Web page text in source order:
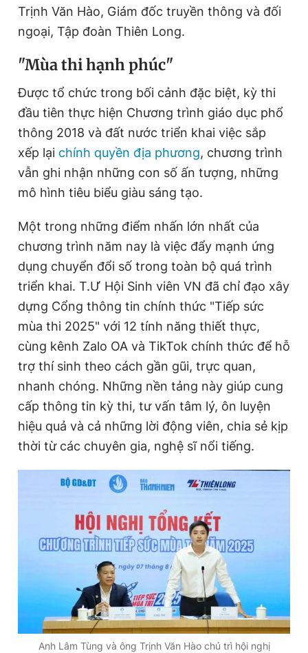
Trịnh Văn Hào, Giám đốc truyền thông và đối
ngoại, Tập đoàn Thiên Long.
"Mùa thi hạnh phúc"
Được tổ chức trong bối cảnh đặc biệt, kỳ thi
đầu tiên thực hiện Chương trình giáo dục phổ
thông 2018 và đất nước triển khai việc sắp
xếp lại chính quyền địa phương, chương trình
vẫn ghi nhận những con số ấn tượng, những
mô hình tiêu biểu giàu sáng tạo.
Một trong những điểm nhấn lớn nhất của
chương trình năm nay là việc đẩy mạnh ứng
dụng chuyển đổi số trong toàn bộ quá trình
triển khai. T.Ư Hội Sinh viên VN đã chỉ đạo xây
dựng Cổng thông tin chính thức "Tiếp sức
mùa thi 2025" với 12 tính năng thiết thực,
cùng kênh Zalo OA và TikTok chính thức để hỗ
trợ thí sinh theo cách gần gũi, trực quan,
nhanh chóng. Những nền tảng này giúp cung
cấp thông tin kỳ thi, tư vấn tâm lý, ôn luyện
hiệu quả và cả những lời động viên, chia sẻ kịp
thời từ các chuyên gia, nghệ sĩ nổi tiếng.
Anh Lâm Tùng và ông Trịnh Văn Hào chủ trì hội nghị